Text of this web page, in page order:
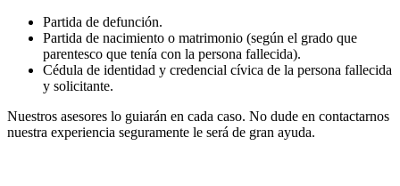
Partida de defunción.
Partida de nacimiento o matrimonio (según el grado que
parentesco que tenía con la persona fallecida).
Cédula de identidad y credencial cívica de la persona fallecida
y solicitante.
Nuestros asesores lo guiarán en cada caso. No dude en contactarnos
nuestra experiencia seguramente le será de gran ayuda.